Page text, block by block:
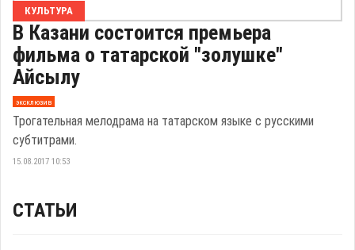
КУЛЬТУРА
В Казани состоится премьера
фильма о татарской "золушке"
Айсылу
эксклюзив
Трогательная мелодрама на татарском языке с русскими
субтитрами.
15.08.2017 10:53
СТАТЬИ